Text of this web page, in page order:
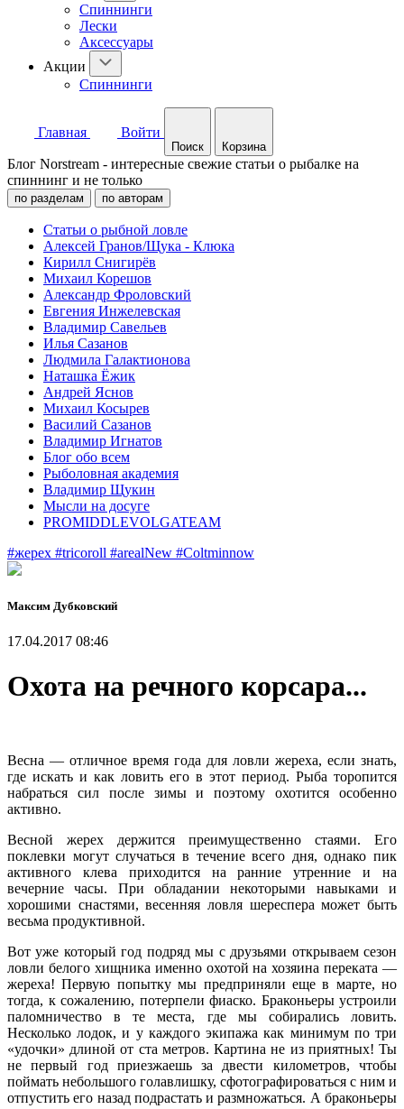
Спиннинги
Лески
Аксессуары
Акции
Спиннинги
Главная Войти
Поиск Корзина
Блог Norstream - интересные свежие статьи о рыбалке на
спиннинг и не только
по разделам по авторам
Статьи о рыбной ловле
Алексей Гранов/Щука - Клюка
Кирилл Снигирёв
Михаил Корешов
Александр Фроловский
Евгения Инжелевская
Владимир Савельев
Илья Сазанов
Людмила Галактионова
Наташка Ёжик
Андрей Яснов
Михаил Косырев
Василий Сазанов
Владимир Игнатов
Блог обо всем
Рыболовная академия
Владимир Щукин
Мысли на досуге
PROMIDDLEVOLGATEAM
#жерех #tricoroll #arealNew #Coltminnow
Максим Дубковский
17.04.2017 08:46
Охота на речного корсара...
Весна — отличное время года для ловли жереха, если знать,
где искать и как ловить его в этот период. Рыба торопится
набраться сил после зимы и поэтому охотится особенно
активно.
Весной жерех держится преимущественно стаями. Его
поклевки могут случаться в течение всего дня, однако пик
активного клева приходится на ранние утренние и на
вечерние часы. При обладании некоторыми навыками и
хорошими снастями, весенняя ловля шереспера может быть
весьма продуктивной.
Вот уже который год подряд мы с друзьями открываем сезон
ловли белого хищника именно охотой на хозяина переката —
жереха! Первую попытку мы предприняли еще в марте, но
тогда, к сожалению, потерпели фиаско. Браконьеры устроили
паломничество в те места, где мы собирались ловить.
Несколько лодок, и у каждого экипажа как минимум по три
«удочки» длиной от ста метров. Картина не из приятных! Ты
не первый год приезжаешь за двести километров, чтобы
поймать небольшого голавлишку, сфотографироваться с ним и
отпустить его назад подрастать и размножаться. А браконьеры